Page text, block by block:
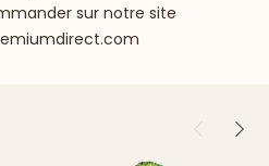
sur notre site
Précédent